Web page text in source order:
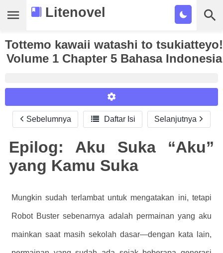
Litenovel
Daftar Novel
Tamat
Tags
Bookmark
Cari
Tottemo kawaii watashi to tsukiatteyo!
Volume 1 Chapter 5 Bahasa Indonesia
Reader Settings
Font :
Titillium Web
Size :
Sebelumnya  Daftar Isi Selanjutnya
Epilog: Aku Suka “Aku”
yang Kamu Suka
Mungkin sudah terlambat untuk mengatakan ini, tetapi
Robot Buster sebenarnya adalah permainan yang aku
mainkan saat masih sekolah dasar—dengan kata lain,